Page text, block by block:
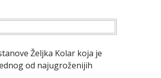
Željka Kolar koja je
od najugroženijih